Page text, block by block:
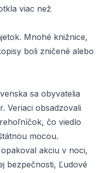
viac než
Mnohé knižnice,
boli zničené alebo
sa obyvatelia
Veriaci obsadzovali
čo viedlo
mocou.
akciu v noci,
bezpečnosti, Ľudové